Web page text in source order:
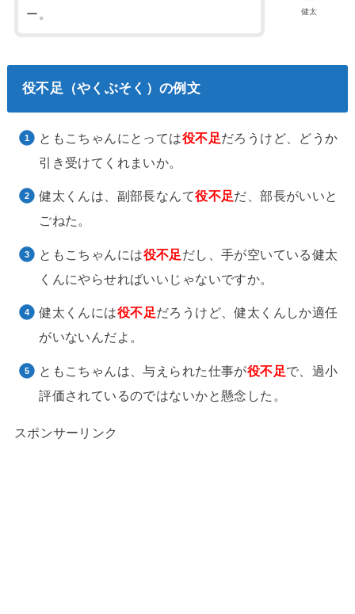
健太
ー。
役不足（やくぶそく）の例文
ともこちゃんにとっては役不足だろうけど、どうか
引き受けてくれまいか。
健太くんは、副部長なんて役不足だ、部長がいいと
ごねた。
ともこちゃんには役不足だし、手が空いている健太
くんにやらせればいいじゃないですか。
健太くんには役不足だろうけど、健太くんしか適任
がいないんだよ。
ともこちゃんは、与えられた仕事が役不足で、過小
評価されているのではないかと懸念した。
スポンサーリンク